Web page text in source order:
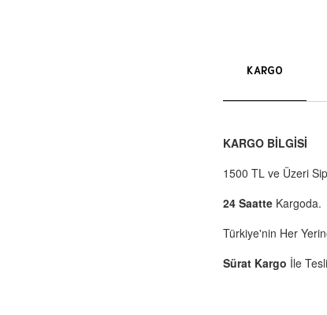
KARGO
KARGO BİLGİSİ
1500 TL ve Üzeri
24 Saatte Kargoda.
Türkiye'nin Her
Sürat Kargo İle